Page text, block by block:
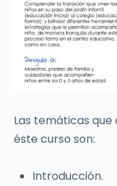
Las temáticas
éste curso son:
Introducción.